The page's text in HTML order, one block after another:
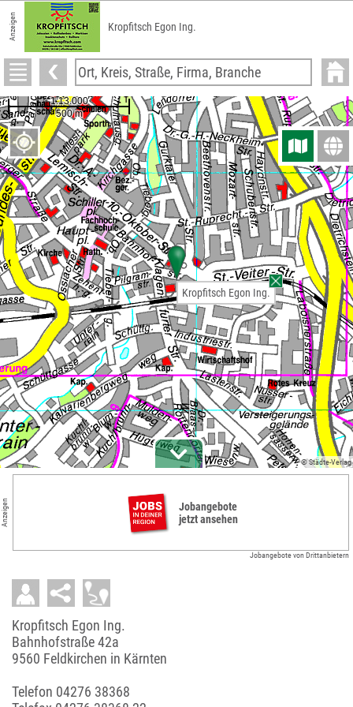
Anzeigen Kropfitsch Egon Ing.
© Städte-Verlag
Kropfitsch Egon Ing.
Anzeigen
Jobangebote
jetzt ansehen
Jobangebote von Drittanbietern
Kropfitsch Egon Ing.
Bahnhofstraße 42a
9560 Feldkirchen in Kärnten
Telefon 04276 38368